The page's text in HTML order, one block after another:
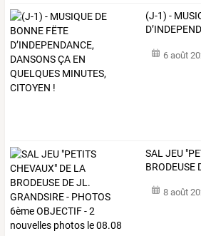
(J-1) -
6 août
SAL JEU
BRODEUSE
8 août